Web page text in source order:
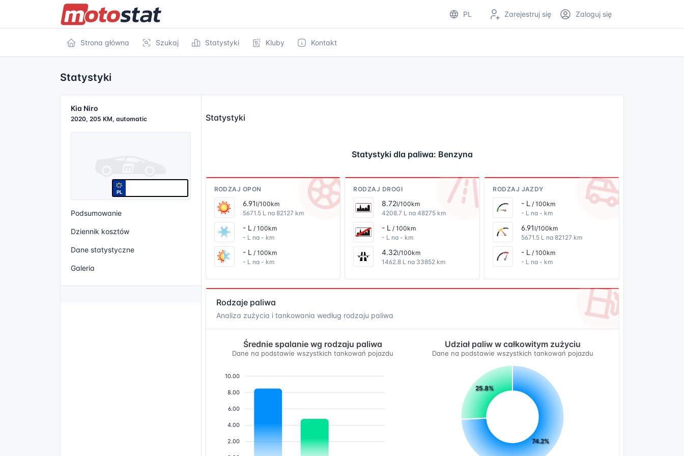
PL Zarejestruj się Zaloguj się
Strona główna Szukaj Statystyki Kluby Kontakt
Statystyki
Kia Niro
2020, 205 KM, automatic
PL
Podsumowanie
Dziennik kosztów
Dane statystyczne
Galeria
Statystyki
Statystyki dla paliwa: Benzyna
RODZAJ OPON
6.91 l/100km
5671.5 L na 82127 km
- L / 100km
- L na - km
- L / 100km
- L na - km
RODZAJ DROGI
8.72l/100km
4208.7 L na 48275 km
- L / 100km
- L na - km
4.32l/100km
1462.8 L na 33852 km
RODZAJ JAZDY
- L / 100km
- L na - km
6.91 l/100km
5671.5 L na 82127 km
- L / 100km
- L na - km
Rodzaje paliwa
Analiza zużycia i tankowania według rodzaju paliwa
Średnie spalanie wg rodzaju paliwa
Dane na podstawie wszystkich tankowań pojazdu
10.00
8.00
6.00
4.00
2.00 74.2%
25.8%
Udział paliw w całkowitym zużyciu
Dane na podstawie wszystkich tankowań pojazdu